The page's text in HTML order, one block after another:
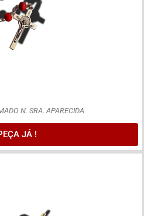
N. SRA. APARECIDA
JÁ !